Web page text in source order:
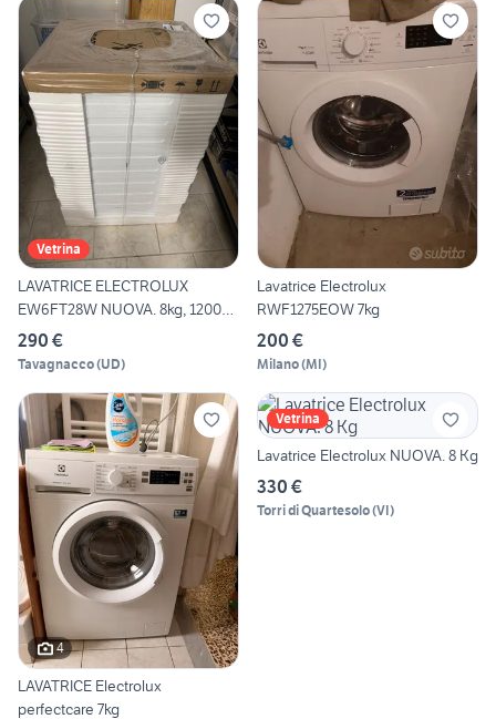
Vetrina
LAVATRICE ELECTROLUX
EW6FT28W NUOVA. 8kg, 1200
gir
290 €
Tavagnacco(UD)
Lavatrice Electrolux
RWF1275EOW 7kg
200 €
Milano(MI)
4
LAVATRICE Electrolux
perfectcare 7kg
Vetrina
Lavatrice Electrolux NUOVA. 8 Kg
330 €
Torri di Quartesolo(VI)